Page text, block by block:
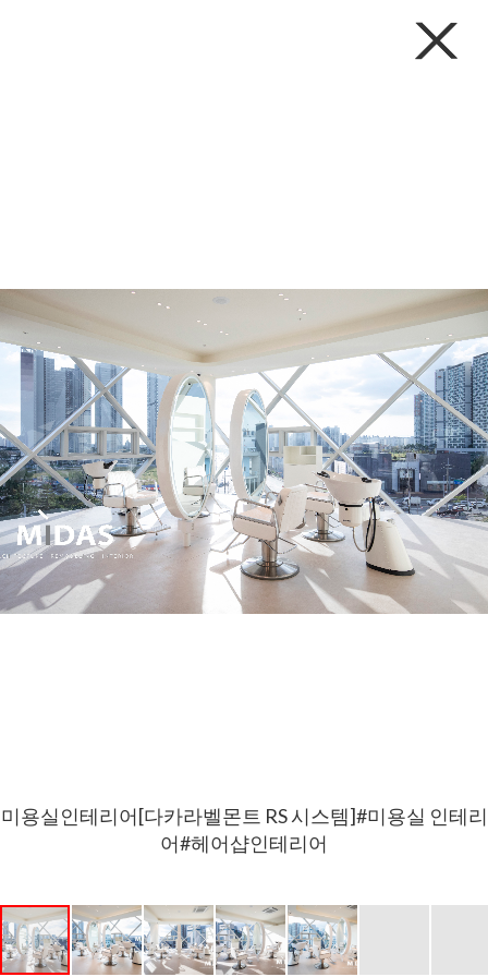
미용실인테리어[다카라벨몬트 RS 시스템]#미용실 인테리
어#헤어샵인테리어